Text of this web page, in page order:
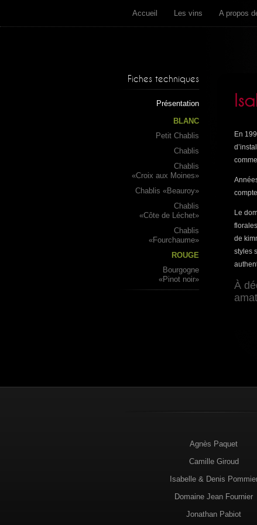
Accueil Les vins A propos
Fiches techniques
Présentation
BLANC
Petit Chablis
Chablis
Chablis
«Croix aux Moines»
Chablis «Beauroy»
Chablis
«Côte de Léchet»
Chablis
«Fourchaume»
ROUGE
Bourgogne
«Pinot noir»
En
Le
de
styles
À
Agnès Paquet
Camille Giroud
Isabelle & Denis
Domaine Jean Fournier
Jonathan Pabiot